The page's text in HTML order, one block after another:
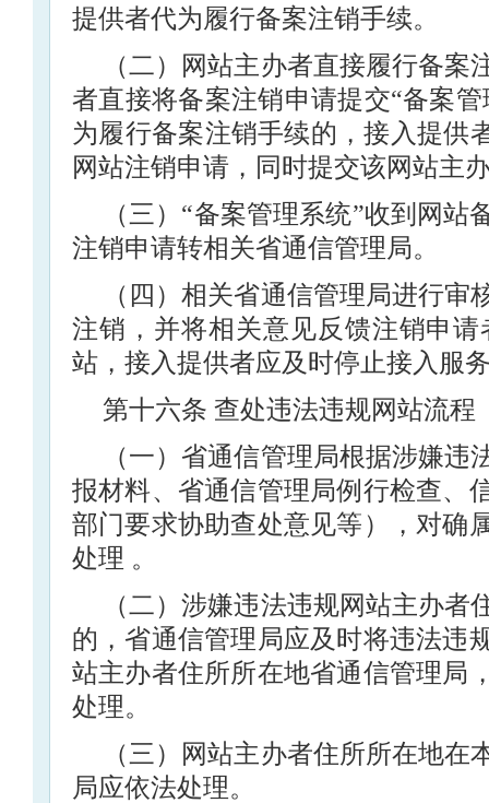
提供者代为履行备案注销手续。
（二）网站主办者直接履行备案
者直接将备案注销申请提交“备案
为履行备案注销手续的，接入提供
网站注销申请，同时提交该网站主
（三）“备案管理系统”收到网
注销申请转相关省通信管理局。
（四）相关省通信管理局进行审
注销，并将相关意见反馈注销申
站，接入提供者应及时停止接入服
第十六条 查处违法违规网站流程
（一）省通信管理局根据涉嫌违
报材料、省通信管理局例行检查、
部门要求协助查处意见等），对确
处理 。
（二）涉嫌违法违规网站主办者
的，省通信管理局应及时将违法违
站主办者住所所在地省通信管理局
处理。
（三）网站主办者住所所在地在
局应依法处理。